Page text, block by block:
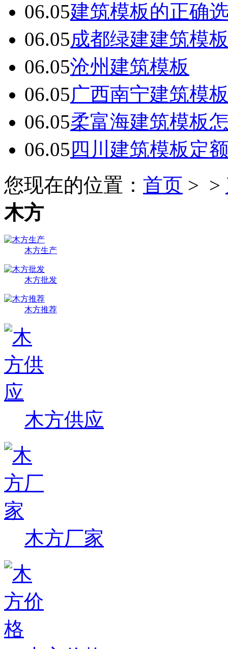
06.05建筑模板的正确
06.05成都绿建建筑模
06.05沧州建筑模板
06.05广西南宁建筑模
06.05柔富海建筑模板
06.05 四川建筑模板定
您现在的位置： 首页 > >
木方
木方生产
木方批发
木方推荐
木方供应
木方厂家